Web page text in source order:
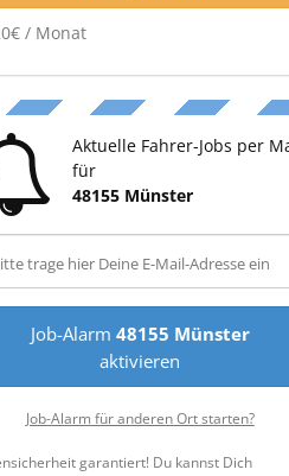
/ Monat
Aktuelle Fahrer-Jobs per
für
48155 Münster
Job-Alarm 48155 Münster
aktivieren
Job-Alarm für anderen Ort starten?
garantiert! Du kannst Dich